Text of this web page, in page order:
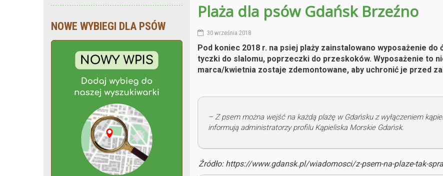
NOWE WYBIEGI DLA PSÓW
Plaża dla psów Gdańsk Brzeźno
30 września 2018
Pod koniec 2018 r. na psiej plaży zainstalowano wyposażenie
tyczki do slalomu, poprzeczki do przeskoków. Wyposażenie to
marca/kwietnia zostaje zdemontowane, aby uchronić je przed
– Z psem można wejść na każdą plażę w Gdańsku z wyłączeniem
informują administratorzy profilu Kąpieliska Morskie Gdańsk.
Źródło: https://www.gdansk.pl/wiadomosci/z-psem-na-plaze-tak-